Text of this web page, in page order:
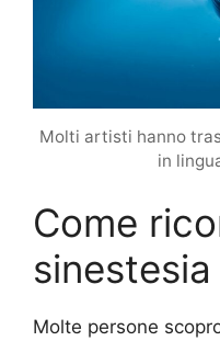
Molti artisti hanno
in
Come
Molte persone